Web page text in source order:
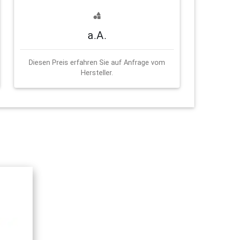
a.A.
Diesen Preis erfahren Sie auf Anfrage vom
Hersteller.